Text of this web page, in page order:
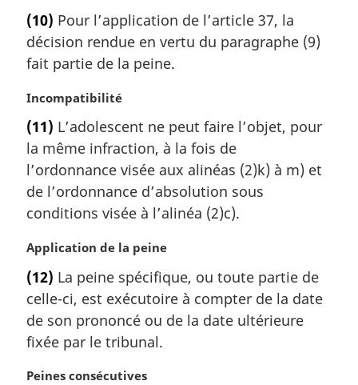
t
e
m
r
i
n
a
e
:
(10) Pour l’application de l’article 37, la
décision rendue en vertu du paragraphe (9)
fait partie de la peine.
N
t
e
m
a
g
n
a
e
:
Incompatibilité
(11) L’adolescent ne peut faire l’objet, pour
la même infraction, à la fois de
l’ordonnance visée aux alinéas (2)k) à m) et
de l’ordonnance d’absolution sous
conditions visée à l’alinéa (2)c).
N
t
e
m
a
r
g
Application de la peine
(12) La peine spécifique, ou toute partie de
celle-ci, est exécutoire à compter de la date
de son prononcé ou de la date ultérieure
fixée par le tribunal.
N
Peines consécutives